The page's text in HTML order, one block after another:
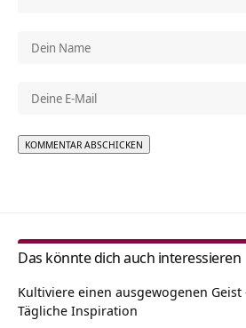
Das könnte dich auch interessieren
Kultiviere einen ausgewogenen Geist
Tägliche Inspiration